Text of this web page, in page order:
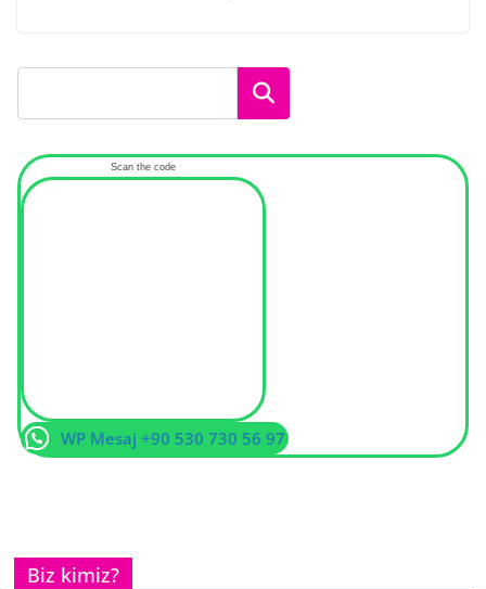
Ara
Scan the code
WP Mesaj +90 530 730 56 97
Biz kimiz?